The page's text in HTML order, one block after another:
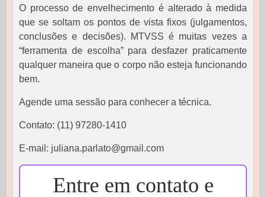
O processo de envelhecimento é alterado à medida
que se soltam os pontos de vista fixos (julgamentos,
conclusões e decisões). MTVSS é muitas vezes a
“ferramenta de escolha” para desfazer praticamente
qualquer maneira que o corpo não esteja funcionando
bem.
Agende uma sessão para conhecer a técnica.
Contato: (11) 97280-1410
E-mail: juliana.parlato@gmail.com
Entre em contato e